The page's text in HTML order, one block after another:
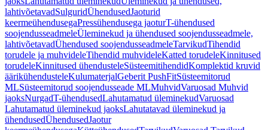
lahtivõetavadSulguridÜhendusedJaoturid
keermeühendusegaPressühendusega jaoturT-ühendused
soojendusseadmeleÜleminekud ja ühendused soojendusseadmele,
lahtivõetavadÜhendused soojendusseadmeleTarvikudTihendid
torudele ja muhvideleTihendid muhvideleKatted torudeleKinnitused
torudeleKinnitused ühendusteleSüsteemitihendidKomplektid kruvid
äärikühendusteleKulumaterjalGeberit PushFitSüsteemitorud
MLSüsteemitorud soojendusseade MLMuhvidVaruosad Muhvid
jaoksNurgadT-ühendusedLahutamatud üleminekudVaruosad
Lahutamatud üleminekud jaoksLahutatavad üleminekud ja
ühendusedÜhendusedJaotur